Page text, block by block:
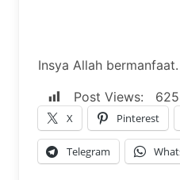
Insya Allah bermanfaat.
Post Views:
625
X Pinterest
Telegram